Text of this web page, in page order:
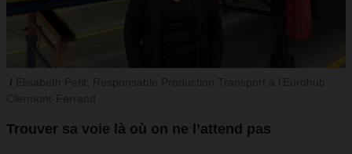
Trouver sa voie là où on ne l’attend pas